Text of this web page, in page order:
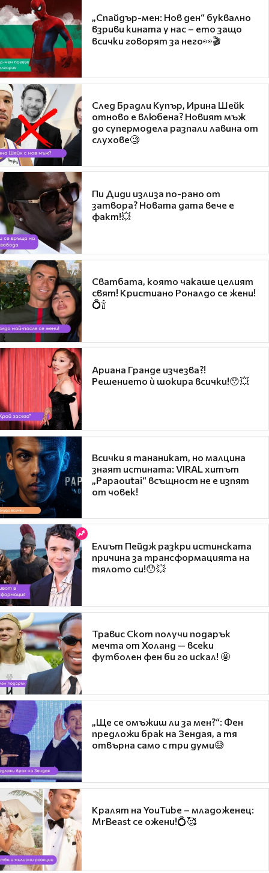
„Спайдър-мен: Нов ден“ буквално
взриви кината у нас – ето защо
всички говорят за него👀🎬
След Брадли Купър, Ирина Шейк
отново е влюбена? Новият мъж
до супермодела разпали лавина от
слухове🧐
Пи Диди излиза по-рано от
затвора? Новата дата вече е
факт!💥
Сватбата, която чакаше целият
свят! Кристиано Роналдо се жени!
💍🍾
Ариана Гранде изчезва?!
Решението ѝ шокира всички!😯💥
Всички я тананикат, но малцина
знаят истината: VIRAL хитът
„Papaoutai“ всъщност не е изпят
от човек!
Елиът Пейдж разкри истинската
причина за трансформацията на
тялото си!😯💥
Травис Скот получи подарък
мечта от Холанд — всеки
футболен фен би го искал! 🤩
„Ще се омъжиш ли за мен?“: Фен
предложи брак на Зендая, а тя
отвърна само с три думи😅
Кралят на YouTube – младоженец:
MrBeast се ожени!💍🥰